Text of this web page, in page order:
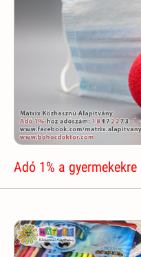
Adó 1% a gyermekekre